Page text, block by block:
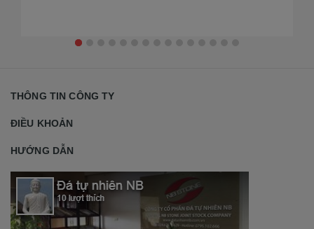
THÔNG TIN CÔNG TY
ĐIỀU KHOẢN
HƯỚNG DẪN